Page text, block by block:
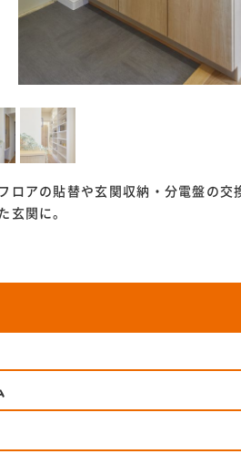
ロアの貼替や玄関収納・分電盤の交
玄関に。